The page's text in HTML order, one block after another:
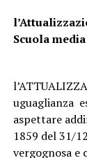
Scuola
uguaglianza
aspettare
1859 del 31/
vergognosa e